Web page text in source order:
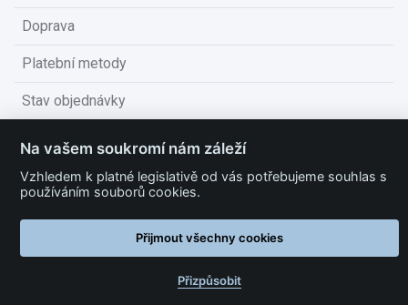
Doprava
Platební metody
Stav objednávky
Obchodní podmínky
Technické podmínky
Na vašem soukromí nám záleží
Vzhledem k platné legislativě od vás potřebujeme souhlas s
používáním souborů cookies.
Přijmout všechny cookies
Přizpůsobit